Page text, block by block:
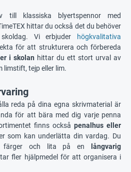
till klassiska blyertspennor med
hittar du också det du behöver
Vi erbjuder
högkvalitativa
för att strukturera och förbereda
i skolan hittar du ett stort urval av
limstift, tejp eller lim.
reda på dina egna skrivmaterial är
för att bära med dig varje penna
finns ocksåpenalhus eller
som kan underlätta din vardag. Du
färger och lita på en
långvarig
fler hjälpmedel för att organisera i